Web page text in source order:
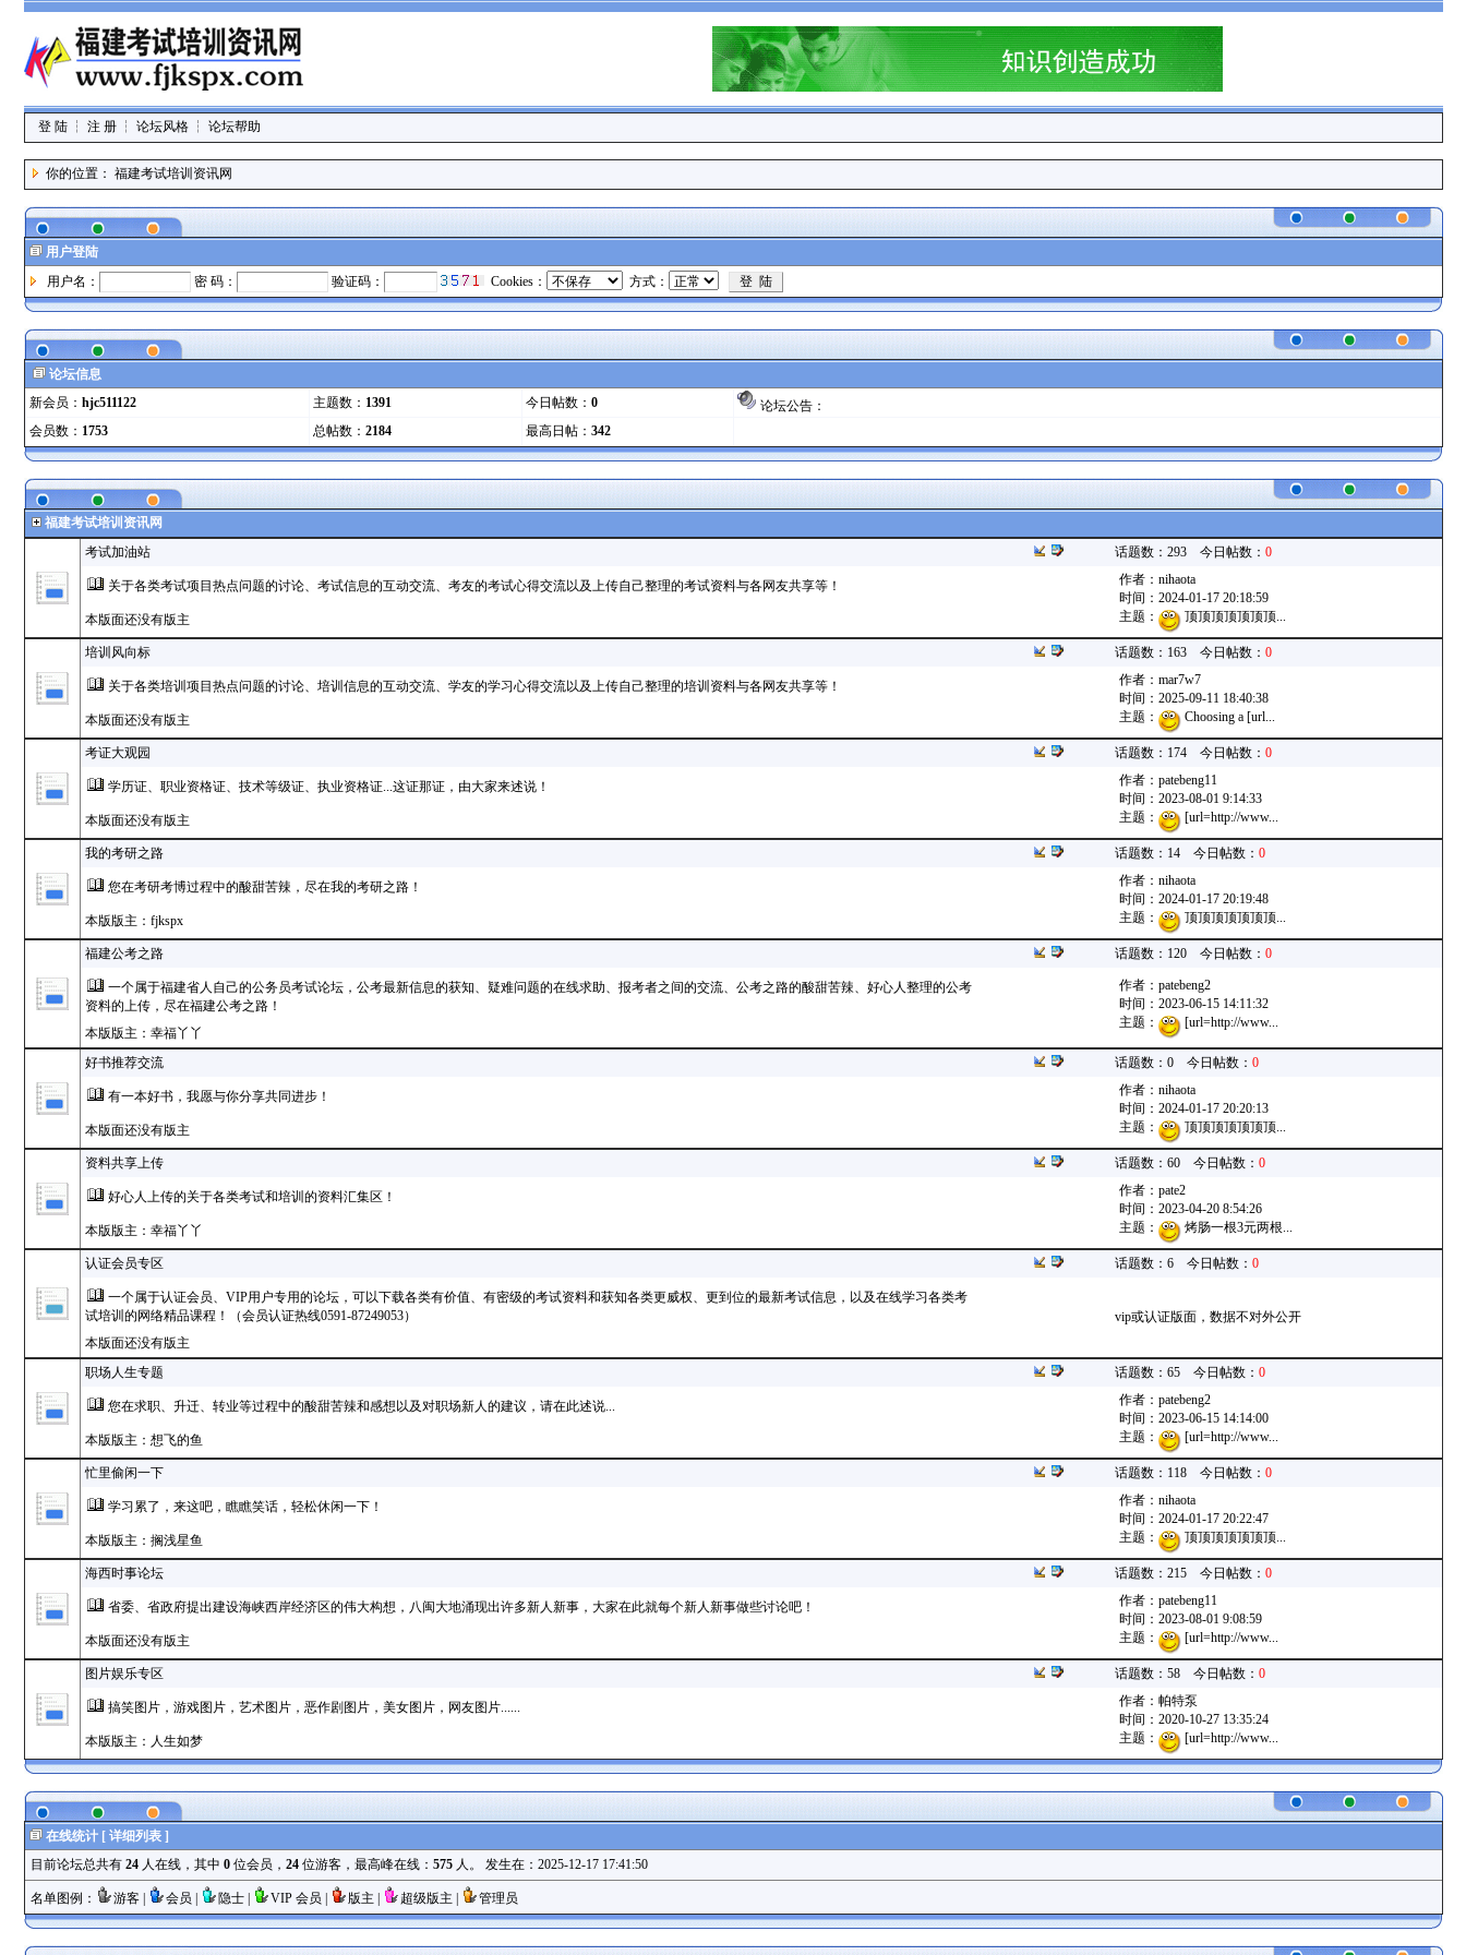
登 陆┆ 注 册┆ 论坛风格┆ 论坛帮助
你的位置： 福建考试培训资讯网
用户登陆
用户名：
密 码： 验证码： Cookies： 方式：
论坛信息
新会员： hjc511122 主题数： 1391 今日帖数： 0
论坛公告：
会员数： 1753 总帖数： 2184 最高日帖： 342
福建考试培训资讯网
考试加油站
话题数：293 今日帖数： 0
关于各类考试项目热点问题的讨论、考试信息的互动交流、考友的考试心得交流以及上传自己整理的考试资料与各网友共享等！ 作者： nihaota
时间：2024-01-17 20:18:59
主题：
顶顶顶顶顶顶顶...
本版面还没有版主
培训风向标 话题数：163 今日帖数： 0
关于各类培训项目热点问题的讨论、培训信息的互动交流、学友的学习心得交流以及上传自己整理的培训资料与各网友共享等！ 作者： mar7w7
时间：2025-09-11 18:40:38
主题：
Choosing a [url...
本版面还没有版主
考证大观园 话题数：174 今日帖数： 0
学历证、职业资格证、技术等级证、执业资格证...这证那证，由大家来述说！ 作者： patebeng11
时间：2023-08-01 9:14:33
主题：
[url=http://www...
本版面还没有版主
我的考研之路 话题数：14 今日帖数： 0
您在考研考博过程中的酸甜苦辣，尽在我的考研之路！ 作者： nihaota
时间：2024-01-17 20:19:48
主题：
顶顶顶顶顶顶顶...
本版版主：fjkspx
福建公考之路 话题数：120 今日帖数： 0
一个属于福建省人自己的公务员考试论坛，公考最新信息的获知、疑难问题的在线求助、报考者之间的交流、公考之路的酸甜苦辣、好心人整理的公考
资料的上传，尽在福建公考之路！
作者： patebeng2
时间：2023-06-15 14:11:32
主题：
[url=http://www...
本版版主：幸福丫丫
好书推荐交流
话题数：0 今日帖数： 0
有一本好书，我愿与你分享共同进步！ 作者： nihaota
时间：2024-01-17 20:20:13
主题：
顶顶顶顶顶顶顶...
本版面还没有版主
资料共享上传 话题数：60 今日帖数： 0
好心人上传的关于各类考试和培训的资料汇集区！ 作者： pate2
时间：2023-04-20 8:54:26
主题：
烤肠一根3元两根...
本版版主：幸福丫丫
认证会员专区 话题数：6 今日帖数： 0
一个属于认证会员、VIP用户专用的论坛，可以下载各类有价值、有密级的考试资料和获知各类更威权、更到位的最新考试信息，以及在线学习各类考
试培训的网络精品课程！（会员认证热线0591-87249053）
vip或认证版面，数据不对外公开
本版面还没有版主
职场人生专题
话题数：65 今日帖数： 0
您在求职、升迁、转业等过程中的酸甜苦辣和感想以及对职场新人的建议，请在此述说... 作者： patebeng2
时间：2023-06-15 14:14:00
主题：
[url=http://www...
本版版主：想飞的鱼
忙里偷闲一下 话题数：118 今日帖数： 0
学习累了，来这吧，瞧瞧笑话，轻松休闲一下！ 作者： nihaota
时间：2024-01-17 20:22:47
主题：
顶顶顶顶顶顶顶...
本版版主：搁浅星鱼
海西时事论坛 话题数：215 今日帖数： 0
省委、省政府提出建设海峡西岸经济区的伟大构想，八闽大地涌现出许多新人新事，大家在此就每个新人新事做些讨论吧！ 作者： patebeng11
时间：2023-08-01 9:08:59
主题：
[url=http://www...
本版面还没有版主
图片娱乐专区 话题数：58 今日帖数： 0
搞笑图片，游戏图片，艺术图片，恶作剧图片，美女图片，网友图片...... 作者： 帕特泵
时间：2020-10-27 13:35:24
主题：
[url=http://www...
本版版主：人生如梦
在线统计 [ 详细列表]
目前论坛总共有 24人在线，其中 0位会员， 24位游客，最高峰在线： 575人。 发生在：2025-12-17 17:41:50
名单图例： 游客 | 会员 | 隐士 | VIP 会员 | 版主 | 超级版主 | 管理员